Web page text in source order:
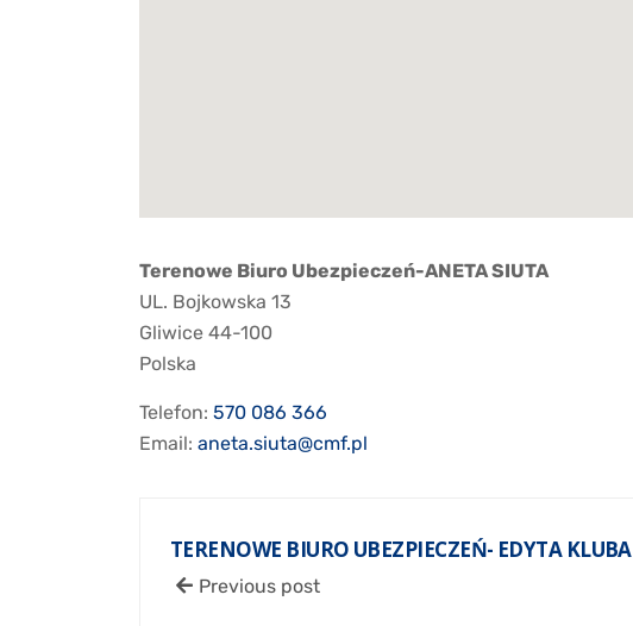
Terenowe Biuro Ubezpieczeń-ANETA SIUTA
UL. Bojkowska 13
Gliwice 44-100
Polska
Telefon: 570 086 366
Email: aneta.siuta@cmf.pl
TERENOWE BIURO UBEZPIECZEŃ- EDYTA KLUBA
Previous post